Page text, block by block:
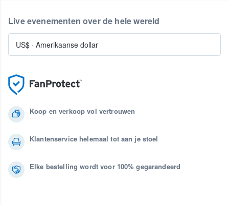
Koop en verkoop vol vertrouwen
Klantenservice helemaal tot aan je stoel
Elke bestelling wordt voor 100% gegarandeerd
Live evenementen over de hele wereld
US$ · Amerikaanse dollar